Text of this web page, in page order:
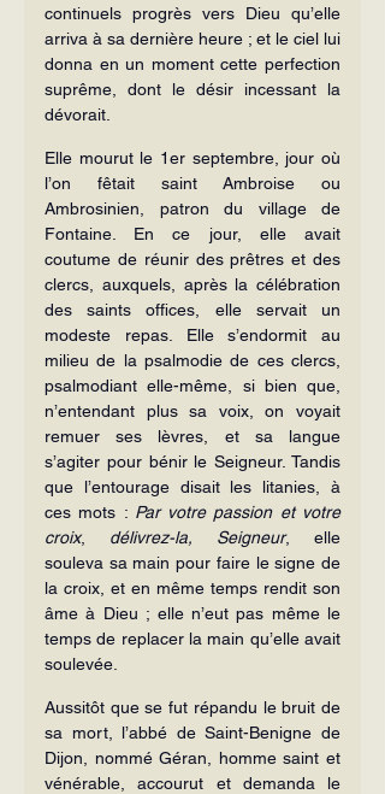
continuels progrès vers Dieu qu’elle
arriva à sa dernière heure ; et le ciel lui
donna en un moment cette perfection
suprême, dont le désir incessant la
dévorait.
Elle mourut le 1er septembre, jour où
l’on fêtait saint Ambroise ou
Ambrosinien, patron du village de
Fontaine. En ce jour, elle avait
coutume de réunir des prêtres et des
clercs, auxquels, après la célébration
des saints offices, elle servait un
modeste repas. Elle s’endormit au
milieu de la psalmodie de ces clercs,
psalmodiant elle-même, si bien que,
n’entendant plus sa voix, on voyait
remuer ses lèvres, et sa langue
s’agiter pour bénir le Seigneur. Tandis
que l’entourage disait les litanies, à
ces mots : Par votre passion et votre
croix, délivrez-la, Seigneur, elle
souleva sa main pour faire le signe de
la croix, et en même temps rendit son
âme à Dieu ; elle n’eut pas même le
temps de replacer la main qu’elle avait
soulevée.
Aussitôt que se fut répandu le bruit de
sa mort, l’abbé de Saint-Benigne de
Dijon, nommé Géran, homme saint et
vénérable, accourut et demanda le